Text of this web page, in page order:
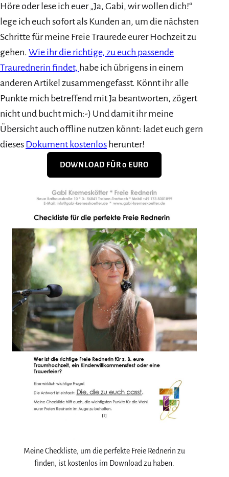
Höre oder lese ich euer „Ja, Gabi, wir wollen dich!“
lege ich euch sofort als Kunden an, um die nächsten
Schritte für meine Freie Traurede eurer Hochzeit zu
gehen. Wie ihr die richtige, zu euch passende
Traurednerin findet, habe ich übrigens in einem
anderen Artikel zusammengefasst. Könnt ihr alle
Punkte mich betreffend mit Ja beantworten, zögert
nicht und bucht mich:-) Und damit ihr meine
Übersicht auch offline nutzen könnt: ladet euch gern
dieses Dokument kostenlos herunter!
DOWNLOAD FÜR 0 EURO
Meine Checkliste, um die perfekte Freie Rednerin zu
finden, ist kostenlos im Download zu haben.